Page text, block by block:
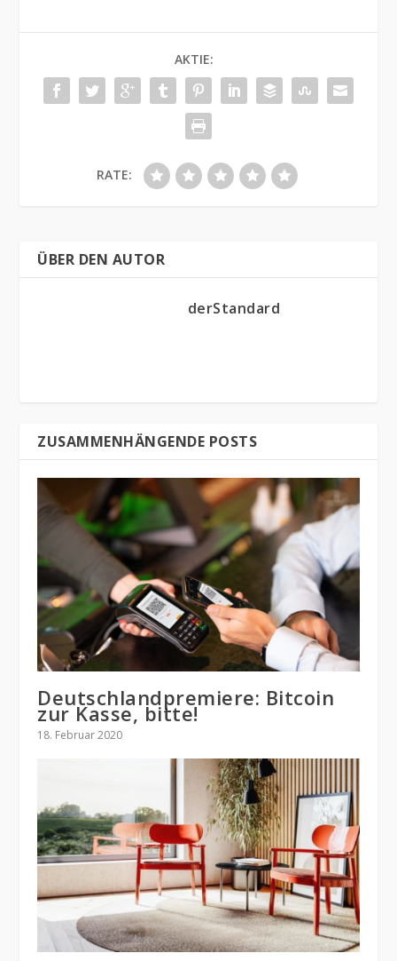
AKTIE:
RATE:
ÜBER DEN AUTOR
derStandard
ZUSAMMENHÄNGENDE POSTS
Deutschlandpremiere: Bitcoin
zur Kasse, bitte!
18. Februar 2020